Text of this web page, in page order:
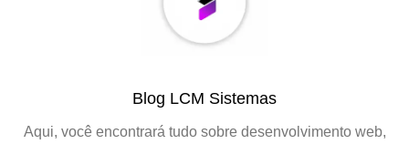
Blog LCM Sistemas
Aqui, você encontrará tudo sobre desenvolvimento web,